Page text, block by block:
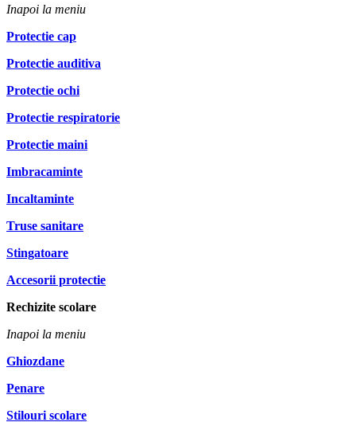
Inapoi la meniu
Protectie cap
Protectie auditiva
Protectie ochi
Protectie respiratorie
Protectie maini
Imbracaminte
Incaltaminte
Truse sanitare
Stingatoare
Accesorii protectie
Rechizite scolare
Inapoi la meniu
Ghiozdane
Penare
Stilouri scolare